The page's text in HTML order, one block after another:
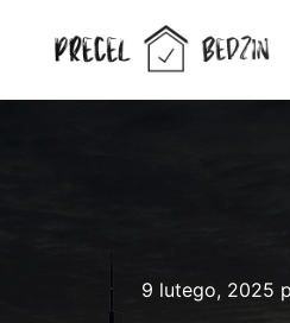
9 lutego, 2025